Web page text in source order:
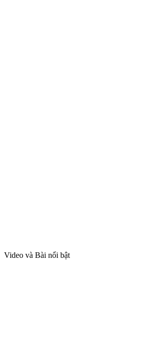
Video và Bài nổi bật